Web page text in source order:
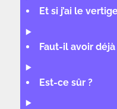
Et si j’ai le
Faut-il avoir déjà
Est-ce sûr ?